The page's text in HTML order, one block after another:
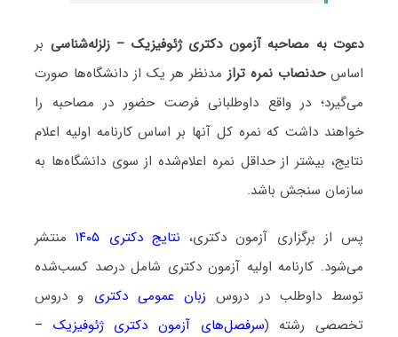
دعوت به مصاحبه آزمون دکتری ژئوفیزیک – زلزله‌شناسی بر
اساسحدنصاب نمره ترازمدنظر هر یک از دانشگاه‌ها صورت
می‌گیرد؛ در واقع داوطلبانی فرصت حضور در مصاحبه را
خواهند داشت که نمره کل آنها بر اساس کارنامه اولیه اعلام
نتایج، بیشتر از حداقل نمره اعلام‌شده از سوی دانشگاه‌ها به
سازمان سنجش باشد.
پس از برگزاری آزمون دکتری، نتایج دکتری ۱۴۰۵
منتشر
می‌شود. کارنامه اولیه آزمون دکتری شامل درصد کسب‌شده
توسط داوطلب در دروس زبان عمومی دکتری و دروس
تخصصی رشته (سرفصل‌های آزمون دکتری ژئوفیزیک –